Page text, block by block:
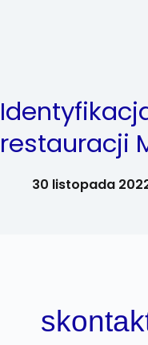
restauracji
30 listopada